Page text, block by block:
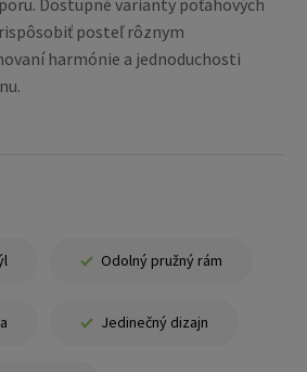
Dostupné varianty poťahových
posteľ rôznym
harmónie a jednoduchosti
Odolný pružný rám
Jedinečný dizajn